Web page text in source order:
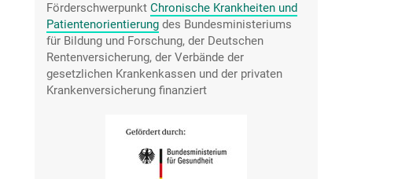
Förderschwerpunkt Chronische Krankheiten und
Patientenorientierung des Bundesministeriums
für Bildung und Forschung, der Deutschen
Rentenversicherung, der Verbände der
gesetzlichen Krankenkassen und der privaten
Krankenversicherung finanziert